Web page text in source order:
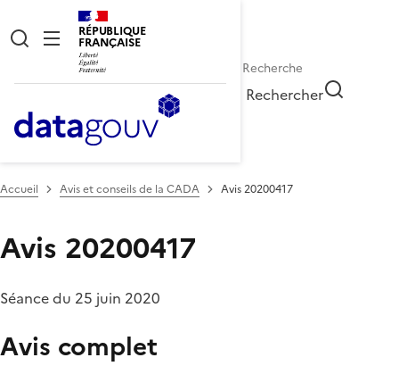
RÉPUBLIQUE
FRANÇAISE
Rechercher
Accueil Avis et conseils de la CADA Avis 20200417
Avis 20200417
Séance du 25 juin 2020
Avis complet